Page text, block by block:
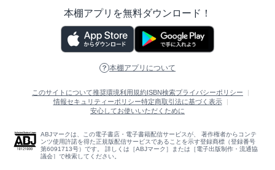
本棚アプリを無料ダウンロード！
本棚アプリについて
このサイトについて推奨環境利用規約ISBN検索プライバシーポリシー
情報セキュリティーポリシー特定商取引法に基づく表示
安心してお使いいただくために
ABJマークは、この電子書店・電子書籍配信サービスが、 著作権者からコンテ
ンツ使用許諾を得た正規版配信サービスであることを示す登録商標（登録番号
第6091713号）です。 詳しくは［ABJマーク］または［電子出版制作・流通協
議会］で検索してください。